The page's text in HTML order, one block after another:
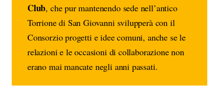
Club, che pur mantenendo sede nell’antico
Torrione di San Giovanni svilupperà con il
Consorzio progetti e idee comuni, anche se le
relazioni e le occasioni di collaborazione non
erano mai mancate negli anni passati.